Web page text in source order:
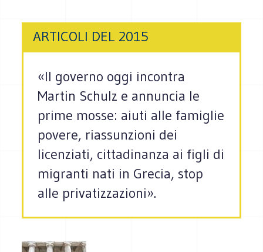
ARTICOLI DEL 2015
«Il governo oggi incontra
Martin Schulz e annuncia le
prime mosse: aiuti alle famiglie
povere, riassunzioni dei
licenziati, cittadinanza ai figli di
migranti nati in Grecia, stop
alle privatizzazioni».